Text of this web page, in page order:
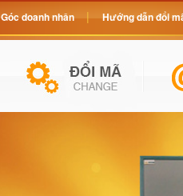
Góc doanh nhân Hướng dẫn đổi